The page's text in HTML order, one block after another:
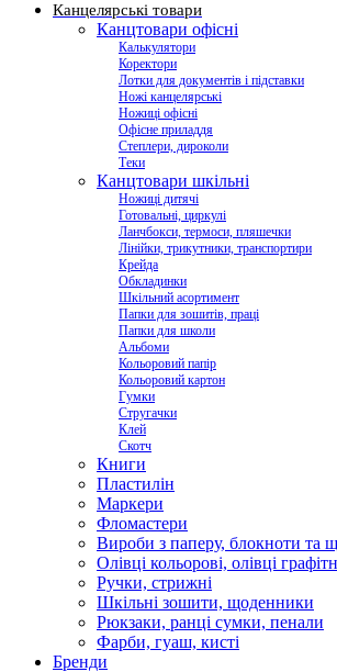
Канцелярські товари
Канцтовари офісні
Калькулятори
Коректори
Лотки для документів і підставки
Ножі канцелярські
Ножиці офісні
Офісне приладдя
Степлери, дироколи
Теки
Канцтовари шкільні
Ножиці дитячі
Готовальні, циркулі
Ланчбокси, термоси, пляшечки
Лінійки, трикутники, транспортири
Крейда
Обкладинки
Шкільний асортимент
Папки для зошитів, праці
Папки для школи
Альбоми
Кольоровий папір
Кольоровий картон
Гумки
Стругачки
Клей
Скотч
Книги
Пластилін
Маркери
Фломастери
Вироби з паперу, блокноти та
Олівці кольорові, олівці
Ручки, стрижні
Шкільні зошити, щоденники
Рюкзаки, ранці сумки, пенали
Фарби, гуаш, кисті
Бренди